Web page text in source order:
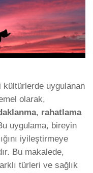
kültürlerde uygulanan
olarak,
, rahatlama
uygulama, bireyin
iyileştirmeye
Bu makalede,
türleri ve sağlık